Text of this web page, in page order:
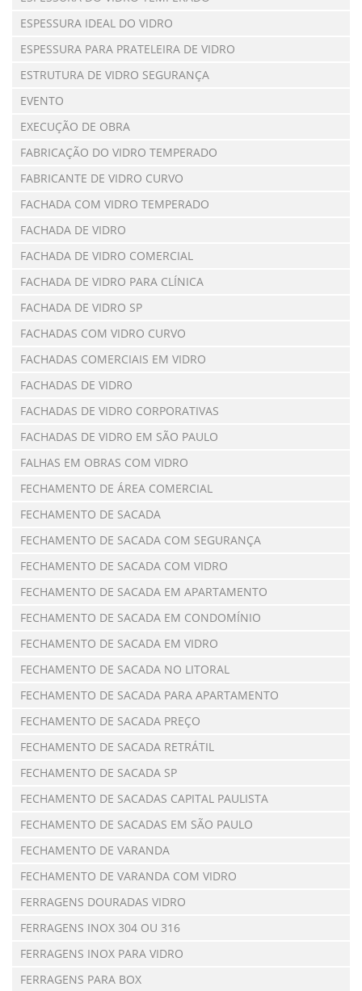
ESPESSURA IDEAL DO VIDRO
ESPESSURA PARA PRATELEIRA DE VIDRO
ESTRUTURA DE VIDRO SEGURANÇA
EVENTO
EXECUÇÃO DE OBRA
FABRICAÇÃO DO VIDRO TEMPERADO
FABRICANTE DE VIDRO CURVO
FACHADA COM VIDRO TEMPERADO
FACHADA DE VIDRO
FACHADA DE VIDRO COMERCIAL
FACHADA DE VIDRO PARA CLÍNICA
FACHADA DE VIDRO SP
FACHADAS COM VIDRO CURVO
FACHADAS COMERCIAIS EM VIDRO
FACHADAS DE VIDRO
FACHADAS DE VIDRO CORPORATIVAS
FACHADAS DE VIDRO EM SÃO PAULO
FALHAS EM OBRAS COM VIDRO
FECHAMENTO DE ÁREA COMERCIAL
FECHAMENTO DE SACADA
FECHAMENTO DE SACADA COM SEGURANÇA
FECHAMENTO DE SACADA COM VIDRO
FECHAMENTO DE SACADA EM APARTAMENTO
FECHAMENTO DE SACADA EM CONDOMÍNIO
FECHAMENTO DE SACADA EM VIDRO
FECHAMENTO DE SACADA NO LITORAL
FECHAMENTO DE SACADA PARA APARTAMENTO
FECHAMENTO DE SACADA PREÇO
FECHAMENTO DE SACADA RETRÁTIL
FECHAMENTO DE SACADA SP
FECHAMENTO DE SACADAS CAPITAL PAULISTA
FECHAMENTO DE SACADAS EM SÃO PAULO
FECHAMENTO DE VARANDA
FECHAMENTO DE VARANDA COM VIDRO
FERRAGENS DOURADAS VIDRO
FERRAGENS INOX 304 OU 316
FERRAGENS INOX PARA VIDRO
FERRAGENS PARA BOX